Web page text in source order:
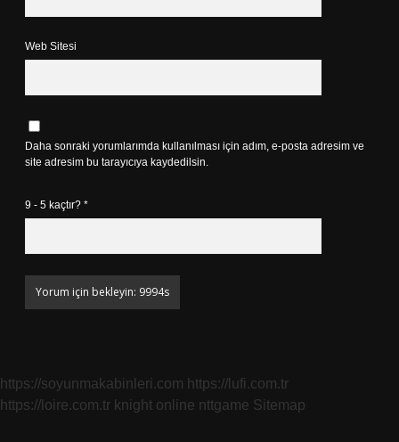
Web Sitesi
Daha sonraki yorumlarımda kullanılması için adım, e-posta adresim ve
site adresim bu tarayıcıya kaydedilsin.
9 - 5 kaçtır? *
https://soyunmakabinleri.com https://lufi.com.tr
https://loire.com.tr knight online nttgame Sitemap